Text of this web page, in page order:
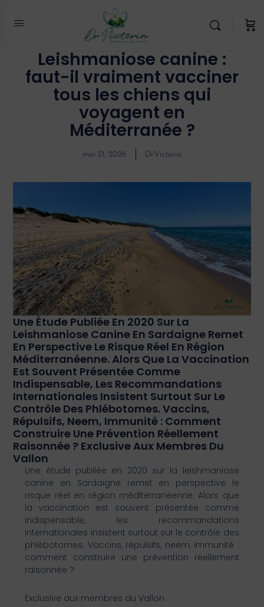
Leishmaniose canine :
faut-il vraiment vacciner
tous les chiens qui
voyagent en
Méditerranée ?
mai 21, 2026 DrVictoria
Une Étude Publiée En 2020 Sur La
Leishmaniose Canine En Sardaigne Remet
En Perspective Le Risque Réel En Région
Méditerranéenne. Alors Que La Vaccination
Est Souvent Présentée Comme
Indispensable, Les Recommandations
Internationales Insistent Surtout Sur Le
Contrôle Des Phlébotomes. Vaccins,
Répulsifs, Neem, Immunité : Comment
Construire Une Prévention Réellement
Raisonnée ? Exclusive Aux Membres Du
Vallon
Une étude publiée en 2020 sur la leishmaniose
canine en Sardaigne remet en perspective le
risque réel en région méditerranéenne. Alors que
la vaccination est souvent présentée comme
indispensable, les recommandations
internationales insistent surtout sur le contrôle des
phlébotomes. Vaccins, répulsifs, neem, immunité :
comment construire une prévention réellement
raisonnée ?
Exclusive aux membres du Vallon